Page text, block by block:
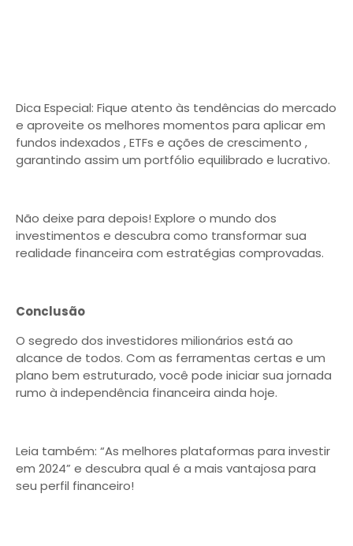
Dica Especial: Fique atento às tendências do mercado
e aproveite os melhores momentos para aplicar em
fundos indexados , ETFs e ações de crescimento ,
garantindo assim um portfólio equilibrado e lucrativo.
Não deixe para depois! Explore o mundo dos
investimentos e descubra como transformar sua
realidade financeira com estratégias comprovadas.
Conclusão
O segredo dos investidores milionários está ao
alcance de todos. Com as ferramentas certas e um
plano bem estruturado, você pode iniciar sua jornada
rumo à independência financeira ainda hoje.
Leia também: “As melhores plataformas para investir
em 2024” e descubra qual é a mais vantajosa para
seu perfil financeiro!